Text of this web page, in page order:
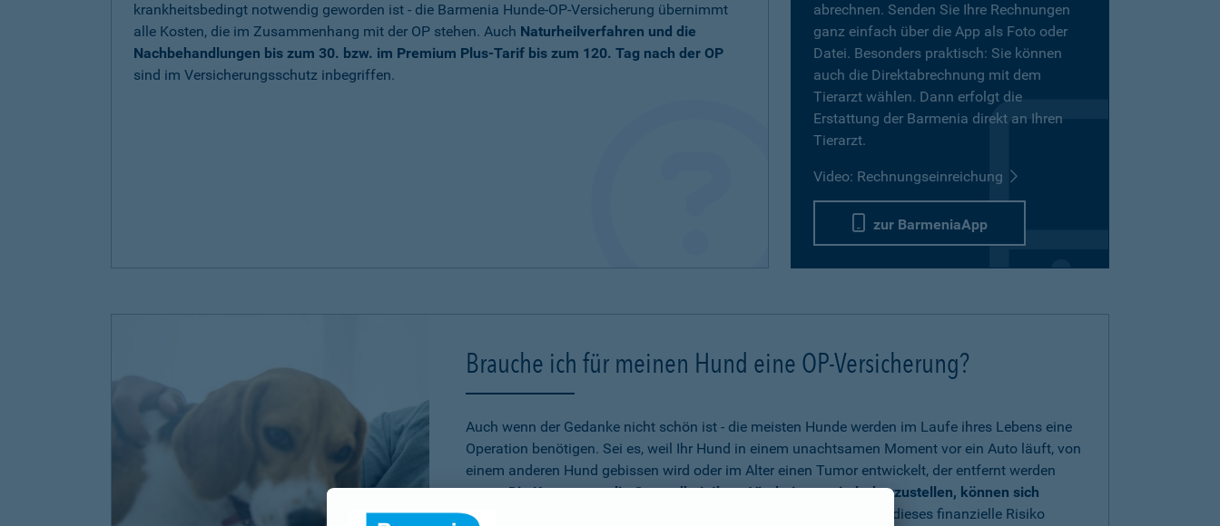
krankheitsbedingt notwendig geworden ist - die Barmenia Hunde-OP-Versicherung übernimmt
alle Kosten, die im Zusammenhang mit der OP stehen. Auch Naturheilverfahren und die
Nachbehandlungen bis zum 30. bzw. im Premium Plus-Tarif bis zum 120. Tag nach der OP
sind im Versicherungsschutz inbegriffen.
abrechnen. Senden Sie Ihre Rechnungen
ganz einfach über die App als Foto oder
Datei. Besonders praktisch: Sie können
auch die Direktabrechnung mit dem
Tierarzt wählen. Dann erfolgt die
Erstattung der Barmenia direkt an Ihren
Tierarzt.
Video: Rechnungseinreichung
zur BarmeniaApp
Brauche ich für meinen Hund eine OP-Versicherung?
Auch wenn der Gedanke nicht schön ist - die meisten Hunde werden im Laufe ihres Lebens eine
Operation benötigen. Sei es, weil Ihr Hund in einem unachtsamen Moment vor ein Auto läuft, von
einem anderen Hund gebissen wird oder im Alter einen Tumor entwickelt, der entfernt werden
muss.Die Kosten, um die Gesundheit Ihres Vierbeiners wiederherzustellen, können sich
schnell auf mehrere tausend Euro belaufen
. Wenn Sie sich gegen dieses finanzielle Risiko